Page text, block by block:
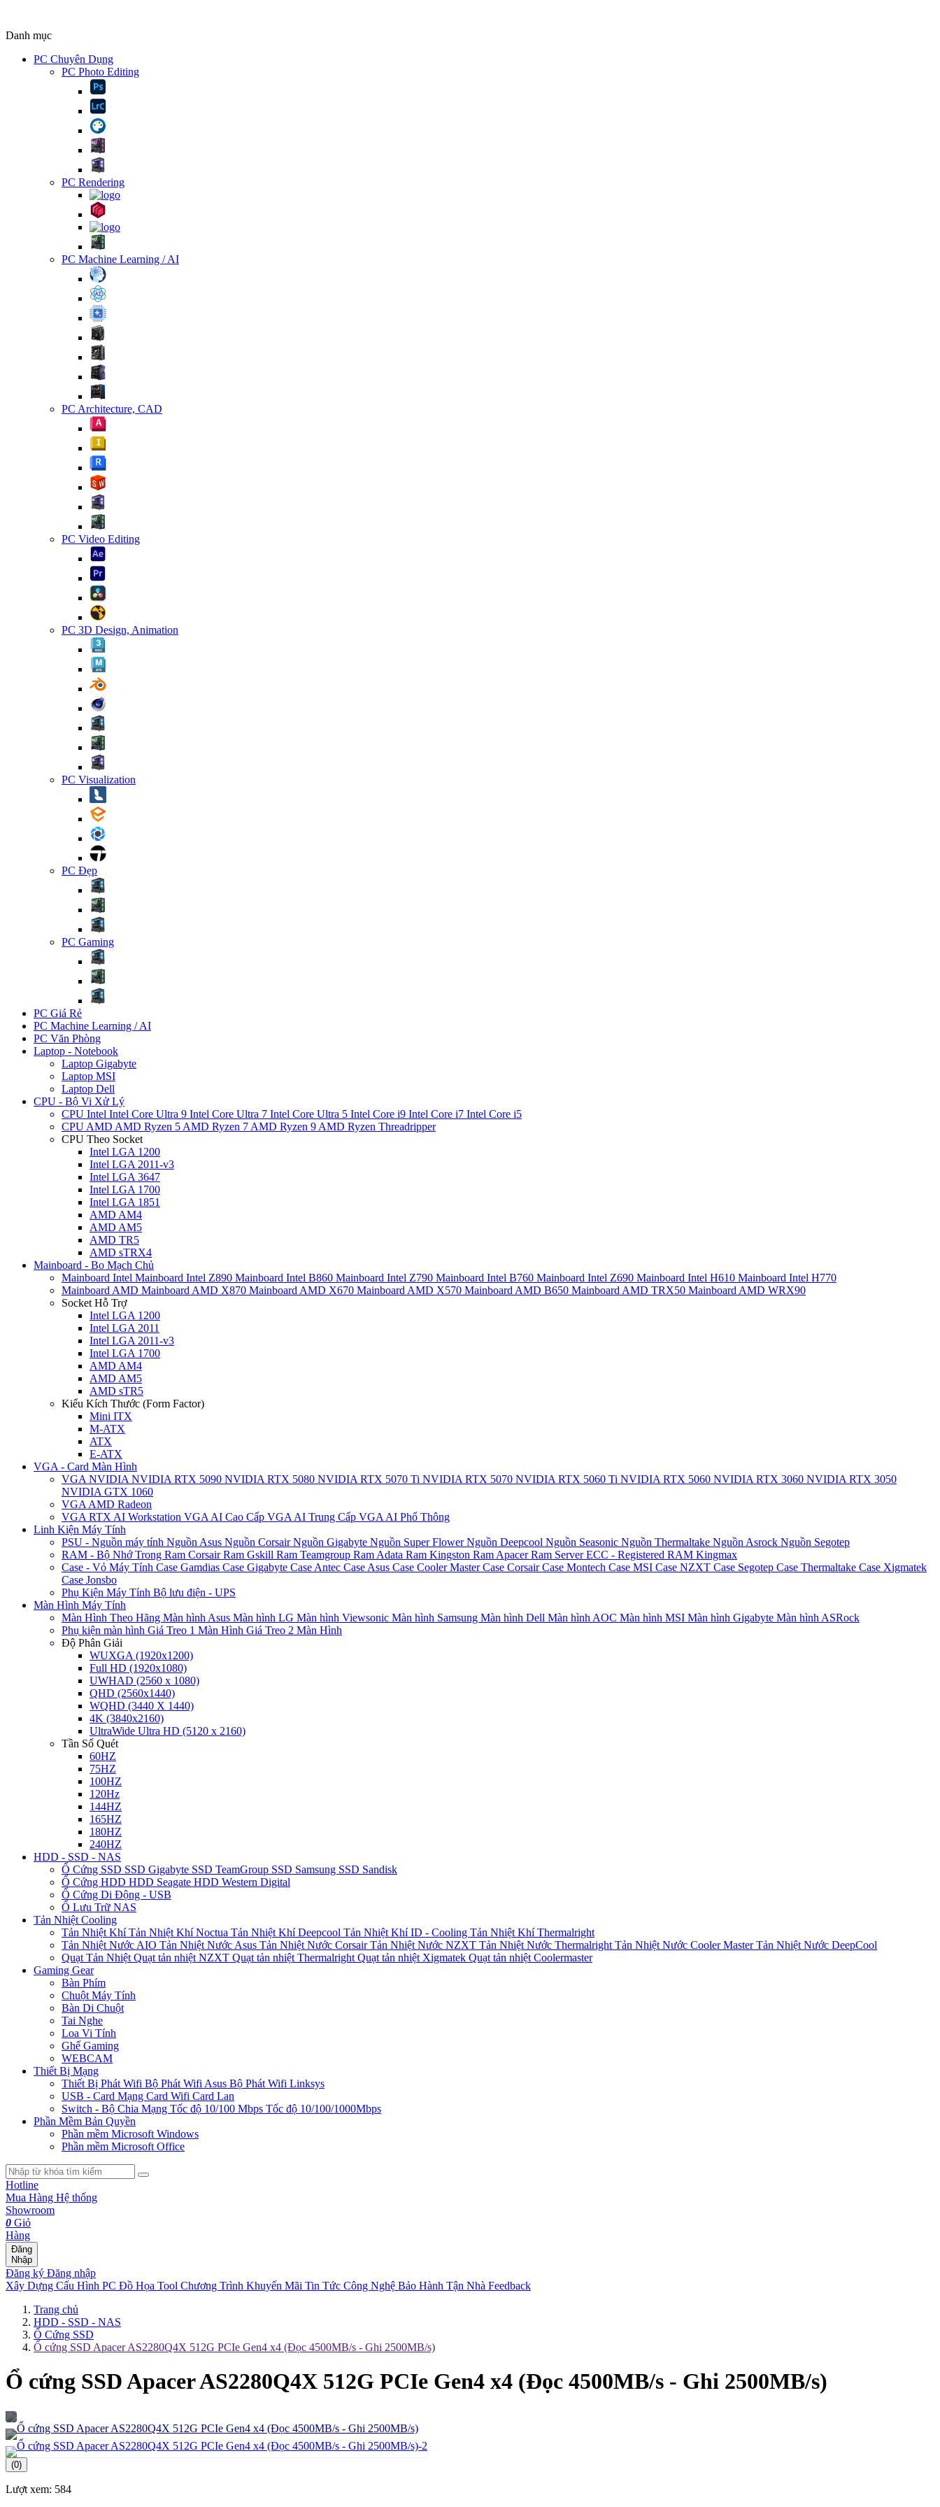
Danh mục
PC Chuyên Dụng
PC Photo Editing
PC Rendering
PC Machine Learning / AI
PC Architecture, CAD
PC Video Editing
PC 3D Design, Animation
PC Visualization
PC Đẹp
PC Gaming
PC Giá Rẻ
PC Machine Learning / AI
PC Văn Phòng
Laptop - Notebook
Laptop Gigabyte
Laptop MSI
Laptop Dell
CPU - Bộ Vi Xử Lý
CPU Intel Intel Core Ultra 9 Intel Core Ultra 7 Intel Core Ultra 5 Intel Core i9 Intel Core i7 Intel Core i5
CPU AMD AMD Ryzen 5 AMD Ryzen 7 AMD Ryzen 9 AMD Ryzen Threadripper
CPU Theo Socket
Intel LGA 1200
Intel LGA 2011-v3
Intel LGA 3647
Intel LGA 1700
Intel LGA 1851
AMD AM4
AMD AM5
AMD TR5
AMD sTRX4
Mainboard - Bo Mạch Chủ
Mainboard Intel Mainboard Intel Z890 Mainboard Intel B860 Mainboard Intel Z790 Mainboard Intel B760 Mainboard Intel Z690 Mainboard Intel H610 Mainboard Intel H770
Mainboard AMD Mainboard AMD X870 Mainboard AMD X670 Mainboard AMD X570 Mainboard AMD B650 Mainboard AMD TRX50 Mainboard AMD WRX90
Socket Hỗ Trợ
Intel LGA 1200
Intel LGA 2011
Intel LGA 2011-v3
Intel LGA 1700
AMD AM4
AMD AM5
AMD sTR5
Kiểu Kích Thước (Form Factor)
Mini ITX
M-ATX
ATX
E-ATX
VGA - Card Màn Hình
VGA NVIDIA NVIDIA RTX 5090 NVIDIA RTX 5080 NVIDIA RTX 5070 Ti NVIDIA RTX 5070 NVIDIA RTX 5060 Ti NVIDIA RTX 5060 NVIDIA RTX 3060 NVIDIA RTX 3050
NVIDIA GTX 1060
VGA AMD Radeon
VGA RTX AI Workstation VGA AI Cao Cấp VGA AI Trung Cấp VGA AI Phổ Thông
Linh Kiện Máy Tính
PSU - Nguồn máy tính Nguồn Asus Nguồn CorsairNguồn Gigabyte Nguồn Super FlowerNguồn Deepcool Nguồn Seasonic Nguồn Thermaltake Nguồn Asrock Nguồn Segotep
RAM - Bộ Nhớ Trong Ram CorsairRam Gskill Ram Teamgroup Ram Adata Ram Kingston Ram ApacerRam Server ECC - Registered RAM Kingmax
Case - Vỏ Máy Tính Case Gamdias Case Gigabyte Case Antec Case Asus Case Cooler MasterCase CorsairCase Montech Case MSI Case NZXT Case Segotep Case Thermaltake Case Xigmatek
Case Jonsbo
Phụ Kiện Máy Tính Bộ lưu điện - UPS
Màn Hình Máy Tính
Màn Hình Theo Hãng Màn hình Asus Màn hình LG Màn hình Viewsonic Màn hình Samsung Màn hình Dell Màn hình AOC Màn hình MSI Màn hình Gigabyte Màn hình ASRock
Phụ kiện màn hình Giá Treo 1 Màn Hình Giá Treo 2 Màn Hình
Độ Phân Giải
WUXGA (1920x1200)
Full HD (1920x1080)
UWHAD (2560 x 1080)
QHD (2560x1440)
WQHD (3440 X 1440)
4K (3840x2160)
UltraWide Ultra HD (5120 x 2160)
Tần Số Quét
60HZ
75HZ
100HZ
120Hz
144HZ
165HZ
180HZ
240HZ
HDD - SSD - NAS
Ổ Cứng SSD SSD Gigabyte SSD TeamGroup SSD Samsung SSD Sandisk
Ổ Cứng HDD HDD Seagate HDD Western Digital
Ổ Cứng Di Động - USB
Ổ Lưu Trữ NAS
Tản Nhiệt Cooling
Tản Nhiệt KhíTản Nhiệt Khí Noctua Tản Nhiệt Khí Deepcool Tản Nhiệt Khí ID - Cooling Tản Nhiệt Khí Thermalright
Tản Nhiệt Nước AIO Tản Nhiệt Nước Asus Tản Nhiệt Nước CorsairTản Nhiệt Nước NZXT Tản Nhiệt Nước Thermalright Tản Nhiệt Nước Cooler MasterTản Nhiệt Nước DeepCool
Quạt Tản Nhiệt Quạt tản nhiệt NZXT Quạt tản nhiệt Thermalright Quạt tản nhiệt Xigmatek Quạt tản nhiệt Coolermaster
Gaming Gear
Bàn Phím
Chuột Máy Tính
Bàn Di Chuột
Tai Nghe
Loa Vi Tính
Ghế Gaming
WEBCAM
Thiết Bị Mạng
Thiết Bị Phát Wifi Bộ Phát Wifi Asus Bộ Phát Wifi Linksys
USB - Card Mạng Card Wifi Card Lan
Switch - Bộ Chia Mạng Tốc độ 10/100 Mbps Tốc độ 10/100/1000Mbps
Phần Mềm Bản Quyền
Phần mềm Microsoft Windows
Phần mềm Microsoft Office
Hotline
Mua Hàng Hệ thống
Showroom
0 Giỏ
Hàng
Đăng
Nhập
Đăng ký Đăng nhập
Xây Dựng Cấu Hình PC Đồ Họa Tool Chương Trình Khuyến Mãi Tin Tức Công Nghệ Bảo Hành Tận Nhà Feedback
Trang chủ
HDD - SSD - NAS
Ổ Cứng SSD
Ổ cứng SSD Apacer AS2280Q4X 512G PCIe Gen4 x4 (Đọc 4500MB/s - Ghi 2500MB/s)
Ổ cứng SSD Apacer AS2280Q4X 512G PCIe Gen4 x4 (Đọc 4500MB/s - Ghi 2500MB/s)
(0)
Lượt xem: 584